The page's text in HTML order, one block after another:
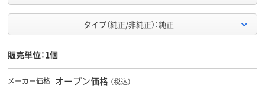
タイプ（純正/非純正）：純正
販売単位：1個
メーカー価格 オープン価格 （税込）